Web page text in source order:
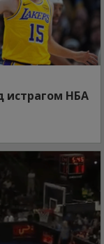
истрагом НБА